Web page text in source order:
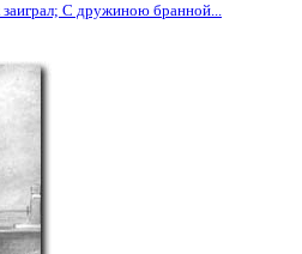
С дружиною бранной...